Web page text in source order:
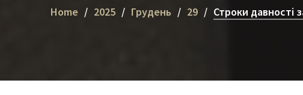
Home 2025 Грудень 29 Строки давності